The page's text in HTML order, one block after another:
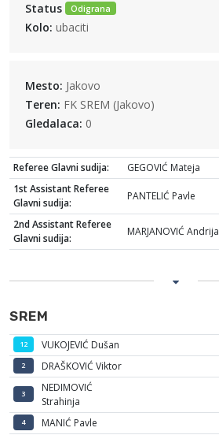
Status
Odigrana
Kolo: ubaciti
Mesto: Jakovo
Teren: FK SREM (Jakovo)
Gledalaca: 0
Referee Glavni sudija:
GEGOVIĆ Mateja
1st Assistant Referee
Glavni sudija:
PANTELIĆ Pavle
2nd Assistant Referee
Glavni sudija:
MARJANOVIĆ Andrija
SREM
12 VUKOJEVIĆ Dušan
2 DRAŠKOVIĆ Viktor
3
NEDIMOVIĆ
Strahinja
4 MANIĆ Pavle